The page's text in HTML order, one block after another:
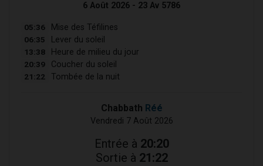
6 Août 2026 - 23 Av 5786
05:36 Mise des Téfilines
06:35 Lever du soleil
13:38 Heure de milieu du jour
20:39 Coucher du soleil
21:22 Tombée de la nuit
Chabbath Réé
Vendredi 7 Août 2026
Entrée à 20:20
Sortie à 21:22